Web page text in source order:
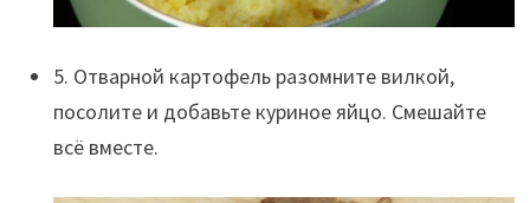
5. Отварной картофель разомните вилкой,
посолите и добавьте куриное яйцо. Смешайте
всё вместе.